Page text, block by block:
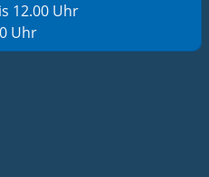
12.00 Uhr
Uhr